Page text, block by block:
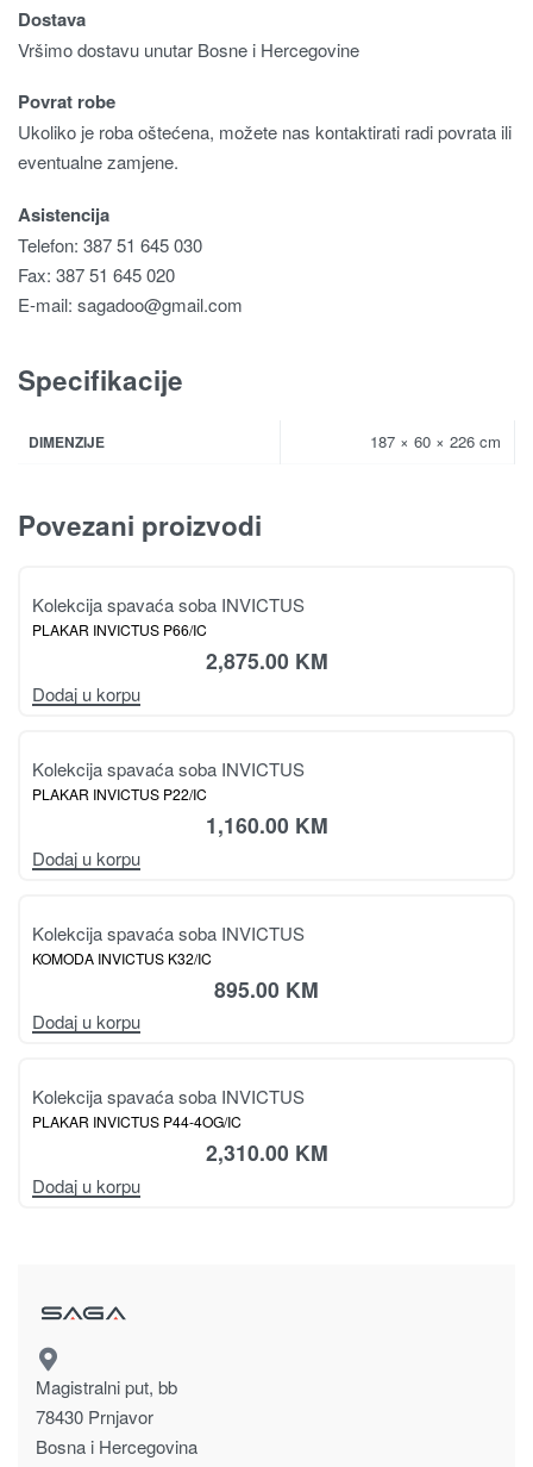
Dostava
Vršimo dostavu unutar Bosne i Hercegovine
Povrat robe
Ukoliko je roba oštećena, možete nas kontaktirati radi povrata ili
eventualne zamjene.
Asistencija
Telefon: 387 51 645 030
Fax: 387 51 645 020
E-mail: sagadoo@gmail.com
Specifikacije
DIMENZIJE 187 × 60 × 226 cm
Povezani proizvodi
Kolekcija spavaća soba INVICTUS
PLAKAR INVICTUS P66/IC
2,875.00 KM
Dodaj u korpu
Kolekcija spavaća soba INVICTUS
PLAKAR INVICTUS P22/IC
1,160.00 KM
Dodaj u korpu